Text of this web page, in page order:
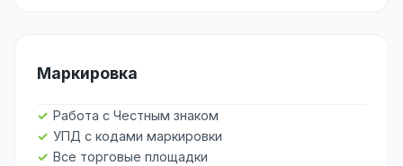
Маркировка
Работа с Честным знаком
УПД с кодами маркировки
Все торговые площадки